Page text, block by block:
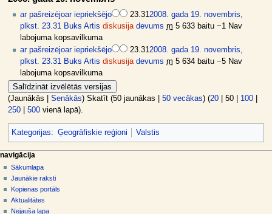
ar pašreizējoar iepriekšējo 23.312008. gada 19. novembris,
plkst. 23.31 Buks Artis diskusija devums m 5 633 baitu −1 Nav
labojuma kopsavilkuma
ar pašreizējoar iepriekšējo 23.312008. gada 19. novembris,
plkst. 23.31 Buks Artis diskusija devums m 5 634 baitu −5 Nav
labojuma kopsavilkuma
(Jaunākās Senākās) Skatīt (50 jaunākas 50 vecākas) (20| 50| 100|
250| 500vienā lapā).
Kategorijas: Ģeogrāfiskie reģioni Valstis
N
a
v
g
lapas darbības
raksts
diskusija
skatīt
aplūkot
kodu
dalībnieka rīki
pieslēgties
navigācija
Sākumlapa
Jaunākie raksti
Kopienas portāls
Aktualitātes
Nejauša lapa